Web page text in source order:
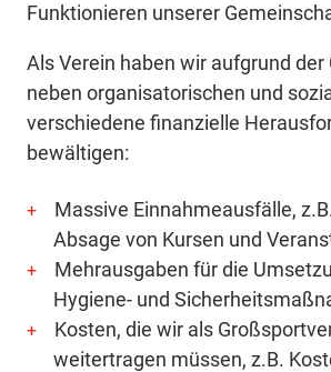
Funktionieren unserer
Als Verein haben wir aufgrund der
neben organisatorischen und
verschiedene finanzielle
bewältigen:
Massive Einnahmeausfälle,
Absage von Kursen und
Mehrausgaben für die
Hygiene- und
Kosten, die wir als
weitertragen müssen, z.B.